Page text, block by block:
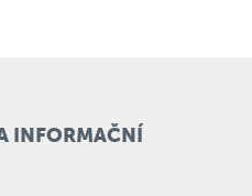
INFORMAČNÍ